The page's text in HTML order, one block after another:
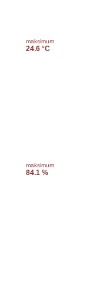
maksimum
24.6 °C
maksimum
84.1 %